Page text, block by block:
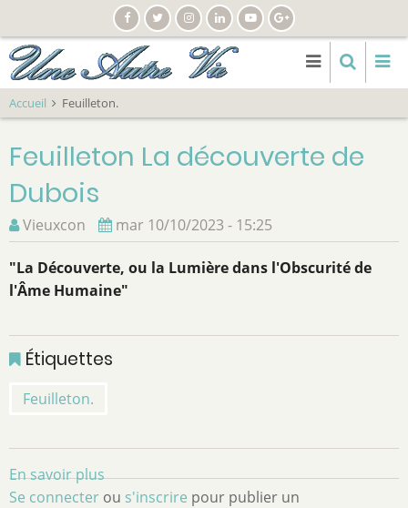
au
contenu
principal
Accueil Feuilleton.
Feuilleton La découverte de
Dubois
Vieuxcon mar 10/10/2023 - 15:25
"La Découverte, ou la Lumière dans l'Obscurité de
l'Âme Humaine"
Étiquettes
Feuilleton.
En savoir plussur
Feuilleton
Se connecter ou s'inscrire pour publier un